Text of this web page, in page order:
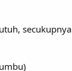
secukupnya